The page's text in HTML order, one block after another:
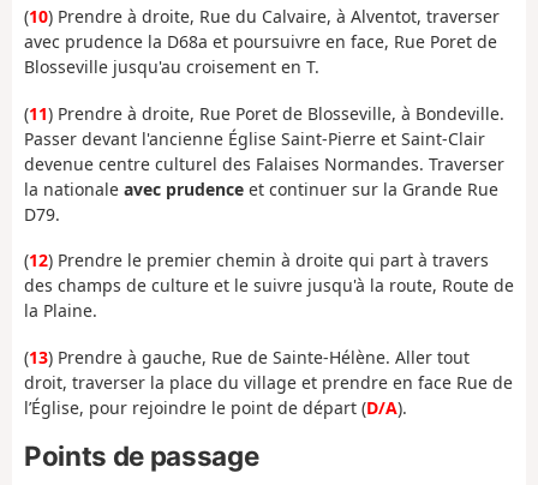
(10) Prendre à droite, Rue du Calvaire, à Alventot, traverser
avec prudence la D68a et poursuivre en face, Rue Poret de
Blosseville jusqu'au croisement en T.
(11) Prendre à droite, Rue Poret de Blosseville, à Bondeville.
Passer devant l'ancienne Église Saint-Pierre et Saint-Clair
devenue centre culturel des Falaises Normandes. Traverser
la nationale avec prudence et continuer sur la Grande Rue
D79.
(12) Prendre le premier chemin à droite qui part à travers
des champs de culture et le suivre jusqu'à la route, Route de
la Plaine.
(13) Prendre à gauche, Rue de Sainte-Hélène. Aller tout
droit, traverser la place du village et prendre en face Rue de
l’Église, pour rejoindre le point de départ (D/A).
Points de passage